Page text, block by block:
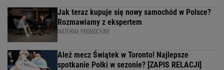
Jak teraz kupuje się nowy samochód w Polsce?
Rozmawiamy z ekspertem
MATERIAŁ PROMOCYJNY
Ależ mecz Świątek w Toronto! Najlepsze
spotkanie Polki w sezonie? [ZAPIS RELACJI]